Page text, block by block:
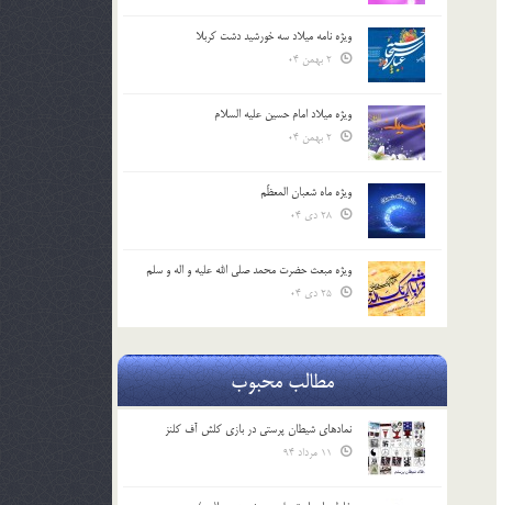
ویژه نامه میلاد سه خورشید دشت کربلا
ویژه میلاد امام حسین علیه السلام
ویژه ماه شعبان المعظّم
ویژه مبعث حضرت محمد صلی الله علیه و اله و سلم
مطالب محبوب
نمادهای شیطان پرستی در بازی کلش آف کلنز